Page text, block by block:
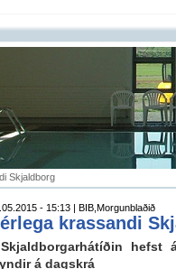
Skjaldborg
- 15:13 | BIB,Morgunblaðið
krassandi
á dagskrá